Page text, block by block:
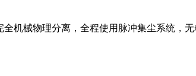
机械物理分离，全程使用脉冲集尘系统，